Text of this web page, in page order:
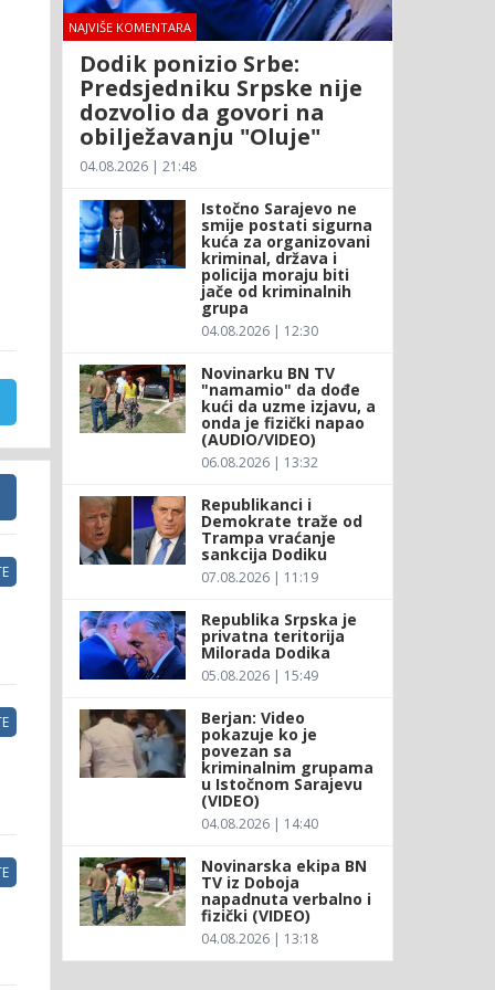
NAJVIŠE KOMENTARA
Dodik ponizio Srbe:
Predsjedniku Srpske nije
dozvolio da govori na
obilježavanju "Oluje"
04.08.2026 | 21:48
Istočno Sarajevo ne
smije postati sigurna
kuća za organizovani
kriminal, država i
policija moraju biti
jače od kriminalnih
grupa
04.08.2026 | 12:30
Novinarku BN TV
"namamio" da dođe
kući da uzme izjavu, a
onda je fizički napao
(AUDIO/VIDEO)
06.08.2026 | 13:32
Republikanci i
Demokrate traže od
Trampa vraćanje
sankcija Dodiku
07.08.2026 | 11:19
Republika Srpska je
privatna teritorija
Milorada Dodika
05.08.2026 | 15:49
Berjan: Video
pokazuje ko je
povezan sa
kriminalnim grupama
u Istočnom Sarajevu
(VIDEO)
04.08.2026 | 14:40
Novinarska ekipa BN
TV iz Doboja
napadnuta verbalno i
fizički (VIDEO)
04.08.2026 | 13:18